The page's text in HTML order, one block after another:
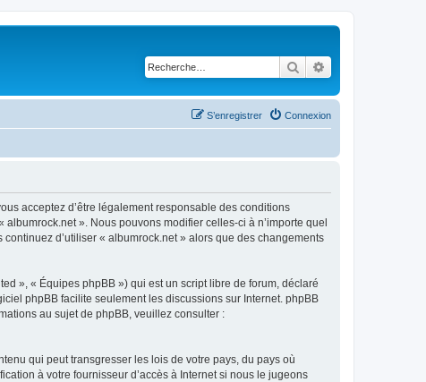
Rechercher
Connexion
S’enregistrer
acceptez d’être légalement responsable des conditions
». Nous pouvons modifier celles-ci à n’importe quel
d’utiliser « albumrock.net » alors que des changements
», « Équipes phpBB ») qui est un script libre de forum, déclaré
phpBB facilite seulement les discussions sur Internet. phpBB
au sujet de phpBB, veuillez consulter :
qui peut transgresser les lois de votre pays, du pays où
à votre fournisseur d’accès à Internet si nous le jugeons